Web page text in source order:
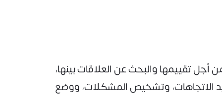
أجل تقييمها والبحث عن العلاقات بينها،
الاتجاهات، وتشخيص المشكلات، ووضع